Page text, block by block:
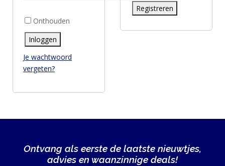
Alternative:
Onthouden
Inloggen
Je wachtwoord
vergeten?
Registreren
Ontvang als eerste de laatste nieuwtjes,
advies en waanzinnige deals!
HERSTEL
SPORT
DIEET
FEEDS